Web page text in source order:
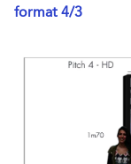
format 4/3